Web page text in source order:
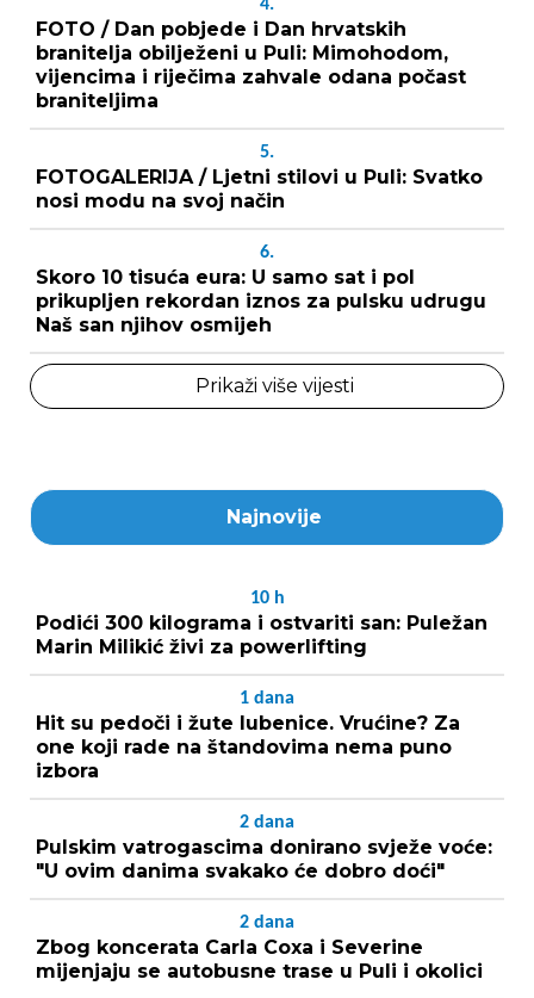
4.
FOTO / Dan pobjede i Dan hrvatskih
branitelja obilježeni u Puli: Mimohodom,
vijencima i riječima zahvale odana počast
braniteljima
5.
FOTOGALERIJA / Ljetni stilovi u Puli: Svatko
nosi modu na svoj način
6.
Skoro 10 tisuća eura: U samo sat i pol
prikupljen rekordan iznos za pulsku udrugu
Naš san njihov osmijeh
Prikaži više vijesti
Najnovije
10 h
Podići 300 kilograma i ostvariti san: Puležan
Marin Milikić živi za powerlifting
1 dana
Hit su pedoči i žute lubenice. Vrućine? Za
one koji rade na štandovima nema puno
izbora
2 dana
Pulskim vatrogascima donirano svježe voće:
"U ovim danima svakako će dobro doći"
2 dana
Zbog koncerata Carla Coxa i Severine
mijenjaju se autobusne trase u Puli i okolici